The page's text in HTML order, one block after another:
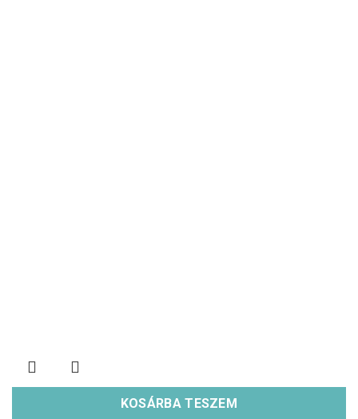
KOSÁRBA TESZEM